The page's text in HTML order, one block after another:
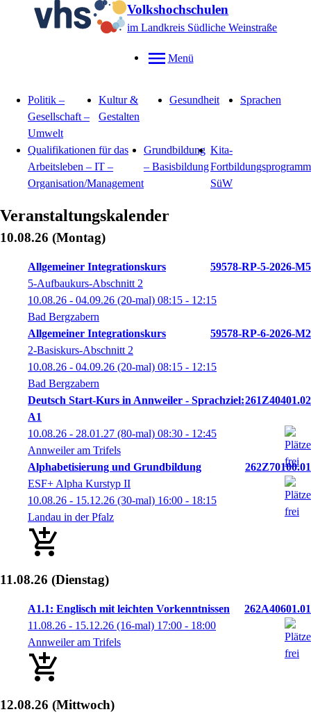
Volkshochschulen
im Landkreis Südliche Weinstraße
Menü
Politik –
Gesellschaft –
Umwelt
Kultur &
Gestalten
Gesundheit Sprachen
Qualifikationen für das
Arbeitsleben – IT –
Organisation/Management
Grundbildung
– Basisbildung
Kita-
Fortbildungsprogramm
SüW
Veranstaltungskalender
10.08.26 (Montag)
Allgemeiner Integrationskurs
59578-RP-5-2026-M5
5-Aufbaukurs-Abschnitt 2
10.08.26 - 04.09.26 (20-mal) 08:15 - 12:15
Bad Bergzabern
Allgemeiner Integrationskurs
59578-RP-6-2026-M2
2-Basiskurs-Abschnitt 2
10.08.26 - 04.09.26 (20-mal) 08:15 - 12:15
Bad Bergzabern
Deutsch Start-Kurs in Annweiler - Sprachziel:
A1
261Z40401.02
10.08.26 - 28.01.27 (80-mal) 08:30 - 12:45
Annweiler am Trifels
Alphabetisierung und Grundbildung
262Z70100.01
ESF+ Alpha Kurstyp II
10.08.26 - 15.12.26 (30-mal) 16:00 - 18:15
Landau in der Pfalz
11.08.26 (Dienstag)
A1.1: Englisch mit leichten Vorkenntnissen
262A40601.01
11.08.26 - 15.12.26 (16-mal) 17:00 - 18:00
Annweiler am Trifels
12.08.26 (Mittwoch)